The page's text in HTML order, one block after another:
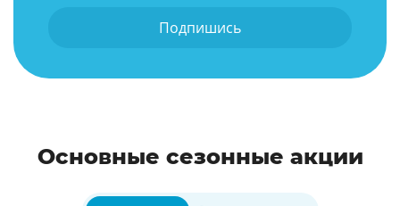
Подпишись
Основные сезонные акции